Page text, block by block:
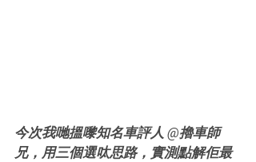
今次我哋搵嚟知名車評人 @擼車師
兄，用三個選呔思路，實測點解佢最